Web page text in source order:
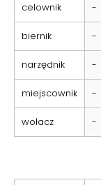
celownik -
biernik -
narzędnik -
miejscownik -
wołacz -